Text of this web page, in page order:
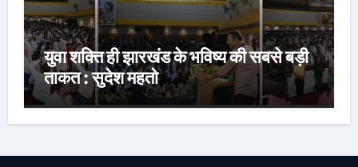
युवा शक्ति ही झारखंड के भविष्य की सबसे बड़ी
ताकत : सुदेश महतो